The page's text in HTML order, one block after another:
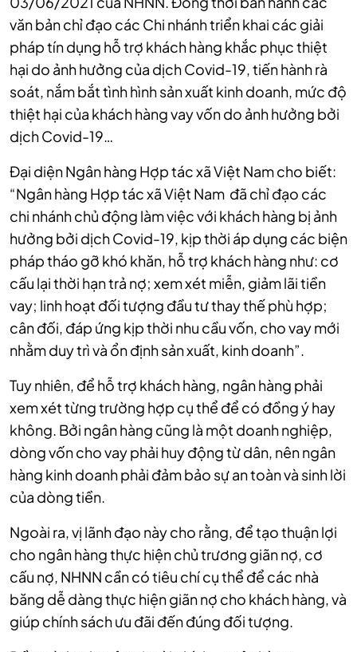
văn bản chỉ đạo các Chi nhánh triển khai các giải
pháp tín dụng hỗ trợ khách hàng khắc phục thiệt
hại do ảnh hưởng của dịch Covid-19, tiến hành rà
soát, nắm bắt tình hình sản xuất kinh doanh, mức độ
thiệt hại của khách hàng vay vốn do ảnh hưởng bởi
dịch Covid-19…
Đại diện Ngân hàng Hợp tác xã Việt Nam cho biết:
“Ngân hàng Hợp tác xã Việt Nam đã chỉ đạo các
chi nhánh chủ động làm việc với khách hàng bị ảnh
hưởng bởi dịch Covid-19, kịp thời áp dụng các biện
pháp tháo gỡ khó khăn, hỗ trợ khách hàng như: cơ
cấu lại thời hạn trả nợ; xem xét miễn, giảm lãi tiền
vay; linh hoạt đối tượng đầu tư thay thế phù hợp;
cân đối, đáp ứng kịp thời nhu cầu vốn, cho vay mới
nhằm duy trì và ổn định sản xuất, kinh doanh”.
Tuy nhiên, để hỗ trợ khách hàng, ngân hàng phải
xem xét từng trường hợp cụ thể để có đồng ý hay
không. Bởi ngân hàng cũng là một doanh nghiệp,
dòng vốn cho vay phải huy động từ dân, nên ngân
hàng kinh doanh phải đảm bảo sự an toàn và sinh lời
của dòng tiền.
Ngoài ra, vị lãnh đạo này cho rằng, để tạo thuận lợi
cho ngân hàng thực hiện chủ trương giãn nợ, cơ
cấu nợ, NHNN cần có tiêu chí cụ thể để các nhà
băng dễ dàng thực hiện giãn nợ cho khách hàng, và
giúp chính sách ưu đãi đến đúng đối tượng.